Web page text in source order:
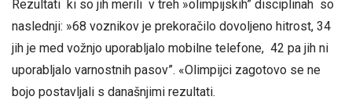
Rezultati ki so jih merili v treh »olimpijskih” disciplinah so
naslednji: »68 voznikov je prekoračilo dovoljeno hitrost, 34
jih je med vožnjo uporabljalo mobilne telefone, 42 pa jih ni
uporabljalo varnostnih pasov”. «Olimpijci zagotovo se ne
bojo postavljali s današnjimi rezultati.